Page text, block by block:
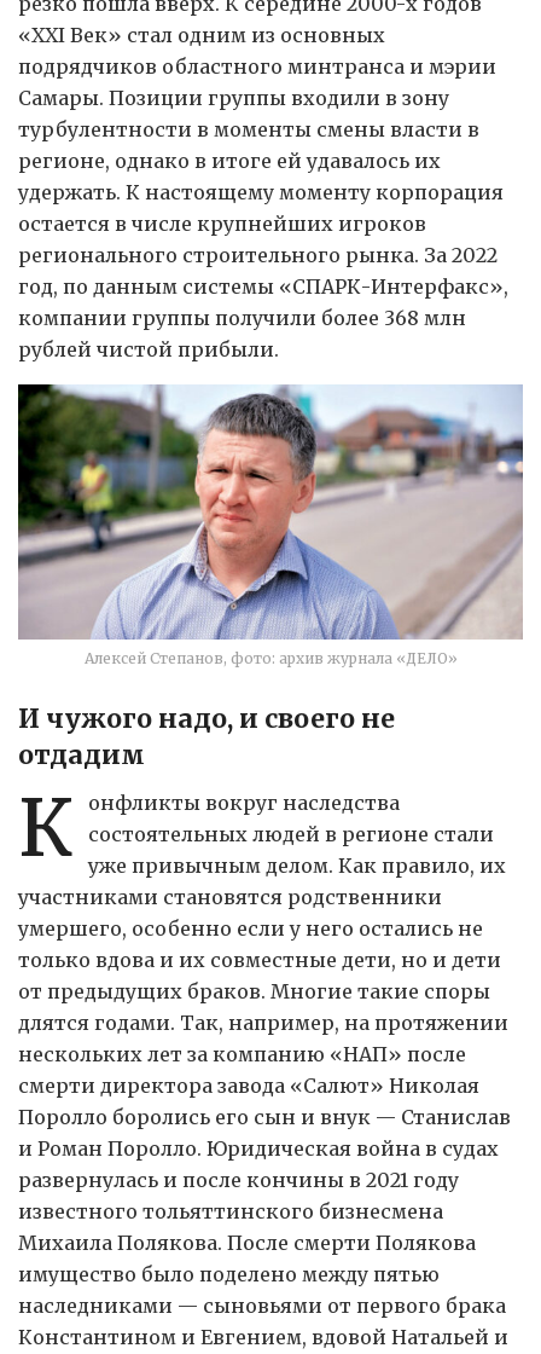
«XXI Век» стал одним из основных
подрядчиков областного минтранса и мэрии
Самары. Позиции группы входили в зону
турбулентности в моменты смены власти в
регионе, однако в итоге ей удавалось их
удержать. К настоящему моменту корпорация
остается в числе крупнейших игроков
регионального строительного рынка. За 2022
год, по данным системы «СПАРК-Интерфакс»,
компании группы получили более 368 млн
рублей чистой прибыли.
Алексей Степанов, фото: архив журнала «ДЕЛО»
И чужого надо, и своего не
отдадим
К
онфликты вокруг наследства
состоятельных людей в регионе стали
уже привычным делом. Как правило, их
участниками становятся родственники
умершего, особенно если у него остались не
только вдова и их совместные дети, но и дети
от предыдущих браков. Многие такие споры
длятся годами. Так, например, на протяжении
нескольких лет за компанию «НАП» после
смерти директора завода «Салют» Николая
Поролло боролись его сын и внук — Станислав
и Роман Поролло. Юридическая война в судах
развернулась и после кончины в 2021 году
известного тольяттинского бизнесмена
Михаила Полякова. После смерти Полякова
имущество было поделено между пятью
наследниками — сыновьями от первого брака
Константином и Евгением, вдовой Натальей и